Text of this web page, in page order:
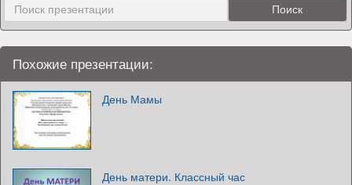
Похожие презентации:
День Мамы
День матери. Классный час